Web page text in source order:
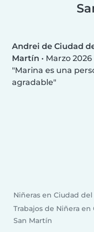
Andrei de Ciudad
Martín • Marzo 2026
Marina es una
agradable
Niñeras en Ciudad
Trabajos de Niñera
San Martín